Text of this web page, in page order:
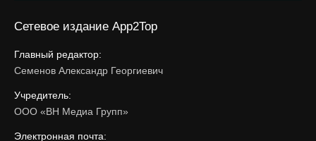
Сетевое издание App2Top
Главный редактор:
Семенов Александр Георгиевич
Учредитель:
ООО «ВН Медиа Групп»
Электронная почта: